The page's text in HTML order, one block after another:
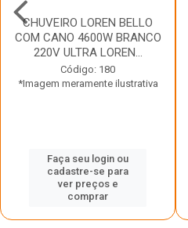
CHUVEIRO LOREN BELLO
COM CANO 4600W BRANCO
220V ULTRA LOREN...
Código: 180
*Imagem meramente ilustrativa
Faça seu login ou
cadastre-se para
ver preços e
comprar